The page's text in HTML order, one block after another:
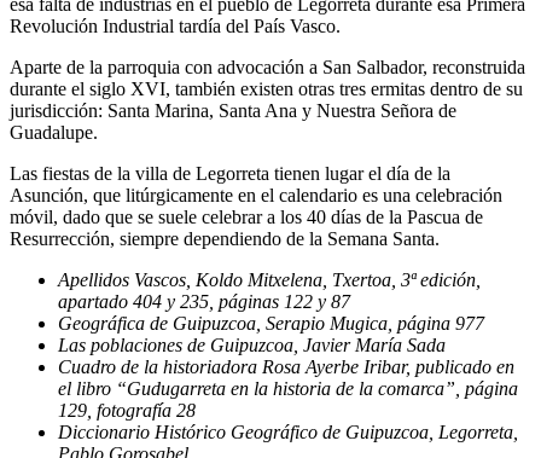
esa falta de industrias en el pueblo de Legorreta durante esa Primera
Revolución Industrial tardía del País Vasco.
Aparte de la parroquia con advocación a San Salbador, reconstruida
durante el siglo XVI, también existen otras tres ermitas dentro de su
jurisdicción: Santa Marina, Santa Ana y Nuestra Señora de
Guadalupe.
Las fiestas de la villa de Legorreta tienen lugar el día de la
Asunción, que litúrgicamente en el calendario es una celebración
móvil, dado que se suele celebrar a los 40 días de la Pascua de
Resurrección, siempre dependiendo de la Semana Santa.
Apellidos Vascos, Koldo Mitxelena, Txertoa, 3ª edición,
apartado 404 y 235, páginas 122 y 87
Geográfica de Guipuzcoa, Serapio Mugica, página 977
Las poblaciones de Guipuzcoa, Javier María Sada
Cuadro de la historiadora Rosa Ayerbe Iribar, publicado en
el libro “Gudugarreta en la historia de la comarca”, página
129, fotografía 28
Diccionario Histórico Geográfico de Guipuzcoa, Legorreta,